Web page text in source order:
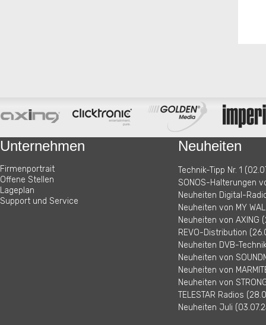
Unternehmen
Firmenportrait
Offene Stellen
Lageplan
Support und Service
Neuheiten
Technik-Tipp Nr. 1
SONOS-Halterungen
Neuheiten Digital-
Neuheiten von MY
Neuheiten von AXING
REVO-Distribution
Neuheiten DVB-
Neuheiten von
Neuheiten von
Neuheiten von
TELESTAR Radios
Neuheiten Juli